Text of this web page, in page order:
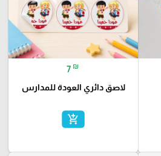
7 ₪
لاصق دائري العودة للمدارس
add_shopping_cart